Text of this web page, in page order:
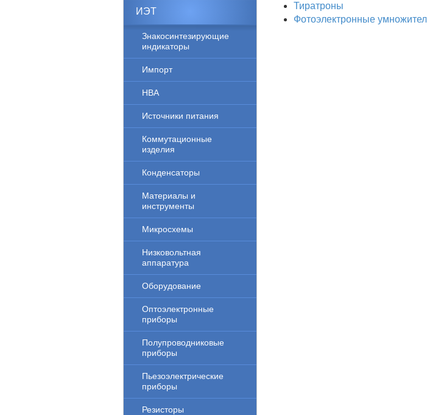
ИЭТ
Знакосинтезирующие
индикаторы
Импорт
НВА
Источники питания
Коммутационные
изделия
Конденсаторы
Материалы и
инструменты
Микросхемы
Низковольтная
аппаратура
Оборудование
Оптоэлектронные
приборы
Полупроводниковые
приборы
Пьезоэлектрические
приборы
Резисторы
Тиратроны
Фотоэлектронные